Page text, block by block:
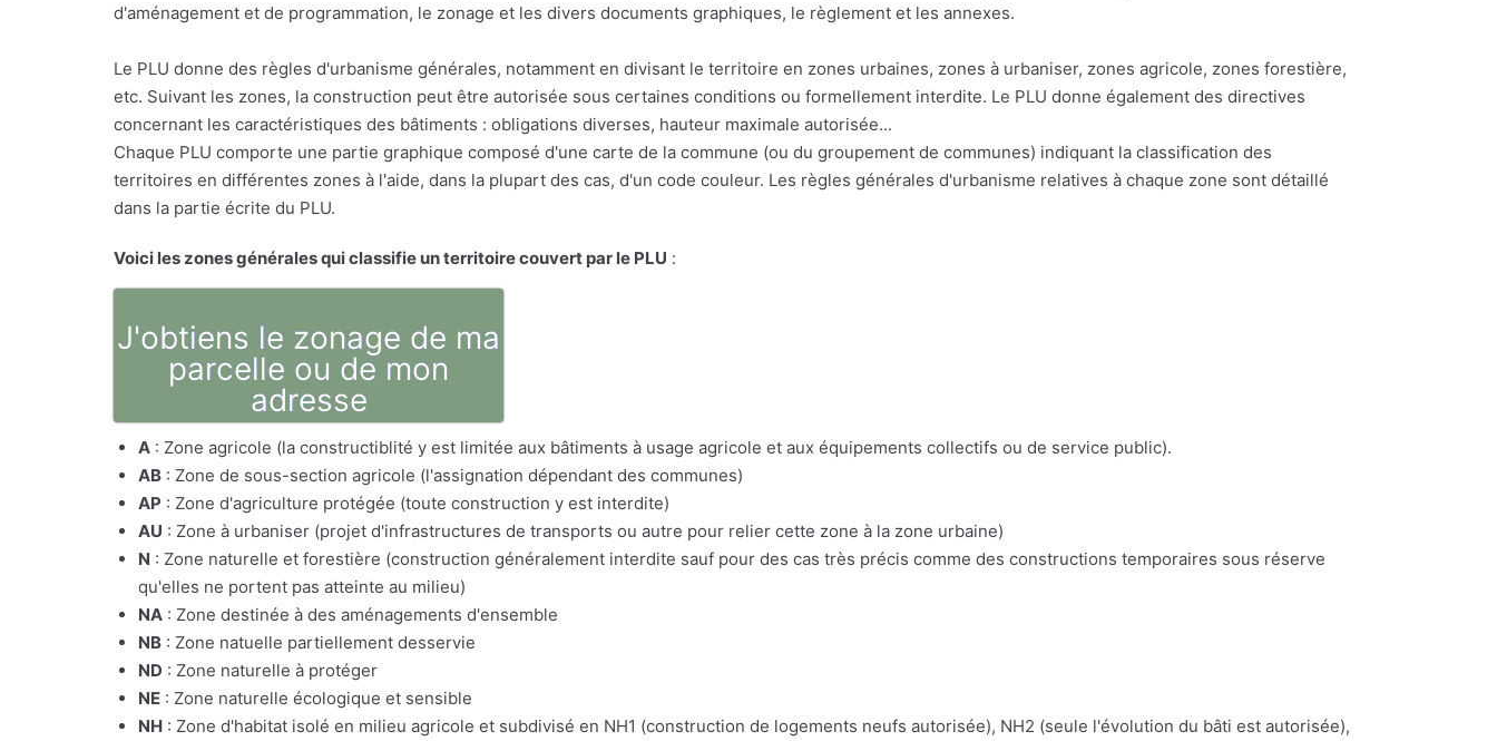
d'aménagement et de programmation, le zonage et les divers documents graphiques, le règlement et les annexes.
Le PLU donne des règles d'urbanisme générales, notamment en divisant le territoire en zones urbaines, zones à urbaniser, zones agricole, zones forestière,
etc. Suivant les zones, la construction peut être autorisée sous certaines conditions ou formellement interdite. Le PLU donne également des directives
concernant les caractéristiques des bâtiments : obligations diverses, hauteur maximale autorisée...
Chaque PLU comporte une partie graphique composé d'une carte de la commune (ou du groupement de communes) indiquant la classification des
territoires en différentes zones à l'aide, dans la plupart des cas, d'un code couleur. Les règles générales d'urbanisme relatives à chaque zone sont détaillé
dans la partie écrite du PLU.
Voici les zones générales qui classifie un territoire couvert par le PLU :
J'obtiens le zonage de ma
parcelle ou de mon
adresse
A : Zone agricole (la constructiblité y est limitée aux bâtiments à usage agricole et aux équipements collectifs ou de service public).
AB : Zone de sous-section agricole (l'assignation dépendant des communes)
AP : Zone d'agriculture protégée (toute construction y est interdite)
AU : Zone à urbaniser (projet d'infrastructures de transports ou autre pour relier cette zone à la zone urbaine)
N : Zone naturelle et forestière (construction généralement interdite sauf pour des cas très précis comme des constructions temporaires sous réserve
qu'elles ne portent pas atteinte au milieu)
NA : Zone destinée à des aménagements d'ensemble
NB : Zone natuelle partiellement desservie
ND : Zone naturelle à protéger
NE : Zone naturelle écologique et sensible
NH : Zone d'habitat isolé en milieu agricole et subdivisé en NH1 (construction de logements neufs autorisée), NH2 (seule l'évolution du bâti est autorisée),